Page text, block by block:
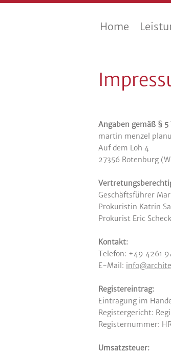
Home
Angaben gemäß § 5
martin menzel
Auf dem Loh 4
27356 Rotenburg
Geschäftsführer
Prokuristin Katrin
Prokurist Eric
Kontakt:
Telefon: +49 4261
E-Mail:
Registereintrag:
Eintragung im
Registergericht:
Registernummer:
Umsatzsteuer: